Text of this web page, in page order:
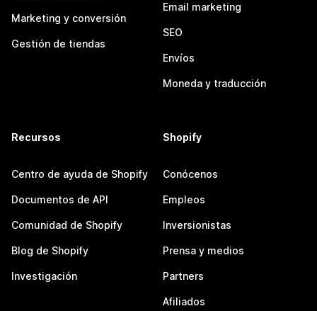
Marketing y conversión
Gestión de tiendas
Email marketing
SEO
Envíos
Moneda y traducción
Recursos
Centro de ayuda de Shopify
Documentos de API
Comunidad de Shopify
Blog de Shopify
Investigación
Shopify
Conócenos
Empleos
Inversionistas
Prensa y medios
Partners
Afiliados